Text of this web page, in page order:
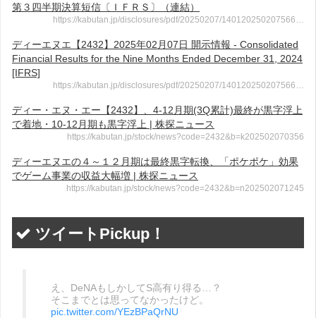
第３四半期決算短信〔ＩＦＲＳ〕（連結）
https://kabutan.jp/disclosures/pdf/20250207/140120250207566…
ディーエヌエ【2432】2025年02月07日 開示情報 - Consolidated
Financial Results for the Nine Months Ended December 31, 2024
[IFRS]
https://kabutan.jp/disclosures/pdf/20250207/140120250207566…
ディー・エヌ・エー【2432】、4-12月期(3Q累計)最終が黒字浮上
で着地・10-12月期も黒字浮上 | 株探ニュース
https://kabutan.jp/stock/news?code=2432&b=k202502070356
ディーエヌエの４～１２月期は最終黒字転換、「ポケポケ」効果
でゲーム事業の収益大幅増 | 株探ニュース
https://kabutan.jp/stock/news?code=2432&b=n202502071245
ツイートPickup！
え、DeNAもしかしてS高有り得る…？
そこまでとは思ってなかったけど。
pic.twitter.com/YEzBPaQrNU